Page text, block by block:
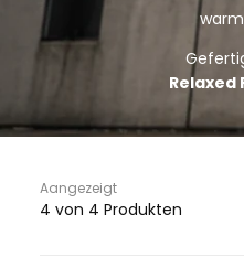
Relaxed
Aangezeigt
4 von 4 Produkten